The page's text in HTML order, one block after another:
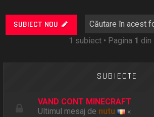
SUBIECT NOU
1 subiect • Pagina 1 din
SUBIECTE
VAND CONT MINECRAFT
Ultimul mesaj de nutu «